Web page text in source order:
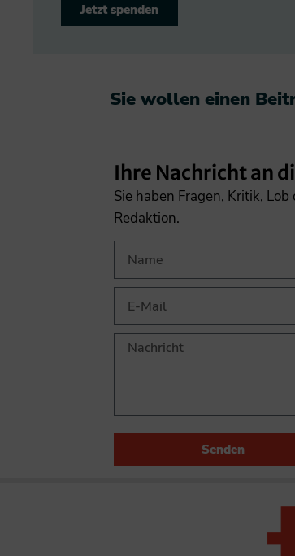
Jetzt spenden
Sie wollen einen
Ihre Nachricht an
Sie haben Fragen, Kritik,
Redaktion.
Senden